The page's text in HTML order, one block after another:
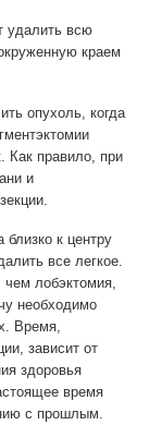
удалить всю
краем
опухоль, когда
Как правило, при
и
близко к центру
все легкое.
лобэктомия,
необходимо
Время,
зависит от
здоровья
время
с прошлым.